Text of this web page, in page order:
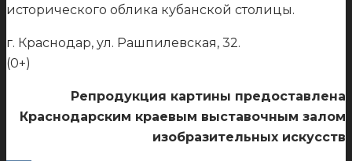
исторического облика кубанской столицы.
г. Краснодар, ул. Рашпилевская, 32.
(0+)
Репродукция картины предоставлена
Краснодарским краевым выставочным залом
изобразительных искусств